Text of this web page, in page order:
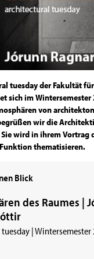
tuesday der Fakultät
sich im
von
wir die
wird in ihrem Vortrag
thematisieren.
Blick
des Raumes |
| Wintersemester